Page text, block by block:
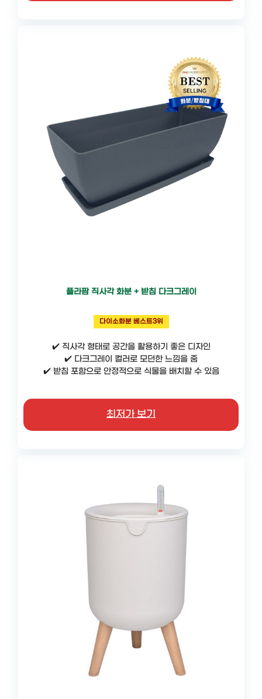
플라팜 직사각 화분 + 받침 다크그레이
다이소화분 베스트3위
✔️ 직사각 형태로 공간을 활용하기 좋은 디자인
✔️ 다크그레이 컬러로 모던한 느낌을 줌
✔️ 받침 포함으로 안정적으로 식물을 배치할 수 있음
최저가 보기